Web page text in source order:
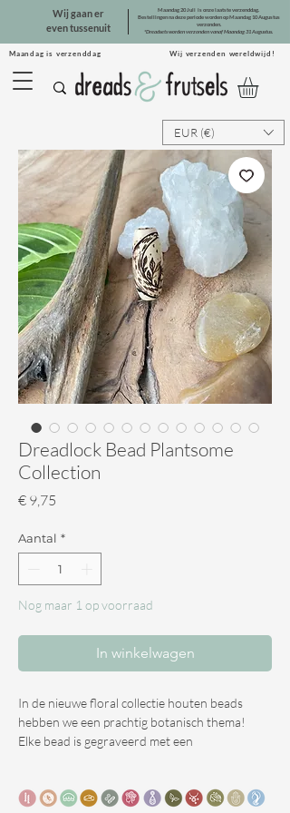
Maandag is verzenddag Wij verzenden wereldwijd!
Wij gaan er
even tussenuit
Maandag 20 Juli is onze laatste verzenddag.
Bestellingen na deze periode worden op Maandag 10 Augustus
verzonden.
*Dreadsets worden verzonden vanaf Maandag 31 Augustus.
EUR (€)
Dreadlock Bead Plantsome
Collection
€ 9,75
Aantal *
Nog maar 1 op voorraad
In winkelwagen
In de nieuwe floral collectie houten beads
hebben we een prachtig botanisch thema!
Elke bead is gegraveerd met een
je past.